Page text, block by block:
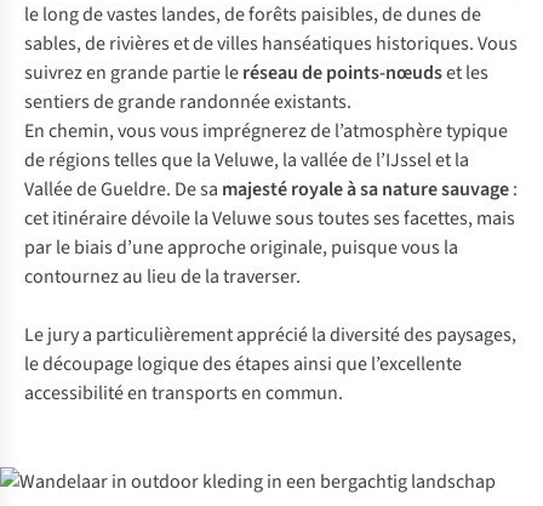
le long de vastes landes, de forêts paisibles, de dunes de
sables, de rivières et de villes hanséatiques historiques. Vous
suivrez en grande partie leréseau de points-nœudset les
sentiers de grande randonnée existants.
En chemin, vous vous imprégnerez de l’atmosphère typique
de régions telles que la Veluwe, la vallée de l’IJssel et la
Vallée de Gueldre. De sa majesté royale à sa nature sauvage:
cet itinéraire dévoile la Veluwe sous toutes ses facettes, mais
par le biais d’une approche originale, puisque vous la
contournez au lieu de la traverser.
Le jury a particulièrement apprécié la diversité des paysages,
le découpage logique des étapes ainsi que l’excellente
accessibilité en transports en commun.